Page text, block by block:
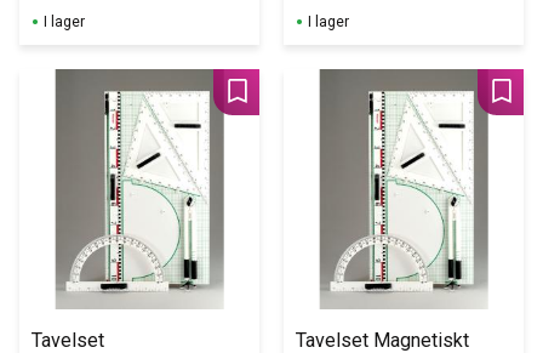
mm.I lager I lager
Tavelset
Lägg till i favoriter
Tavelset Magnetiskt